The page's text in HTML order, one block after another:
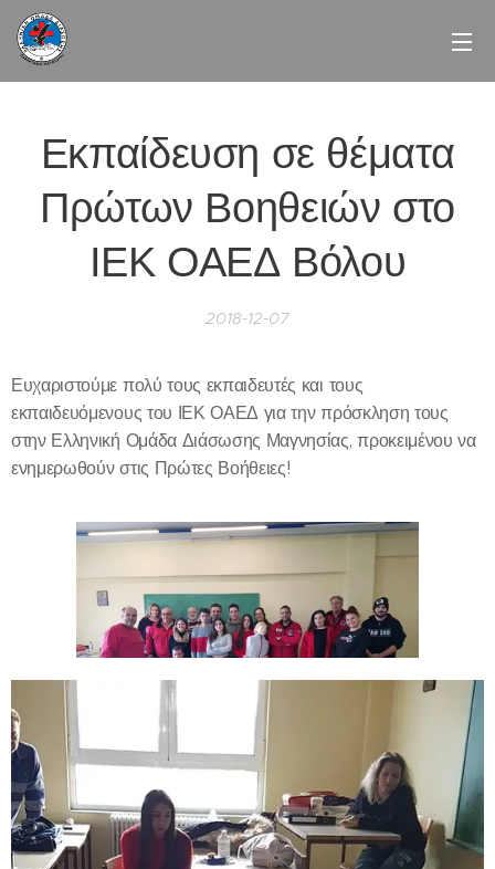
Εκπαίδευση σε θέματα
Πρώτων Βοηθειών στο
ΙΕΚ ΟΑΕΔ Βόλου
2018-12-07
Ευχαριστούμε πολύ τους εκπαιδευτές και τους
εκπαιδευόμενους του ΙΕΚ ΟΑΕΔ για την πρόσκληση τους
στην Ελληνική Ομάδα Διάσωσης Μαγνησίας, προκειμένου να
ενημερωθούν στις Πρώτες Βοήθειες!